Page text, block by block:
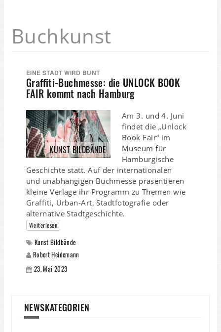
Buchkunst
EINE STADT WIRD BUNT
Graffiti-Buchmesse: die UNLOCK BOOK
FAIR kommt nach Hamburg
KUNST BILDBÄNDE
Am 3. und 4. Juni
findet die „Unlock
Book Fair“ im
Museum für
Hamburgische
Geschichte statt. Auf der internationalen
und unabhängigen Buchmesse präsentieren
kleine Verlage ihr Programm zu Themen wie
Graffiti, Urban-Art, Stadtfotografie oder
alternative Stadtgeschichte.
Weiterlesen
Kunst Bildbände
Robert Heidemann
23. Mai 2023
NEWSKATEGORIEN